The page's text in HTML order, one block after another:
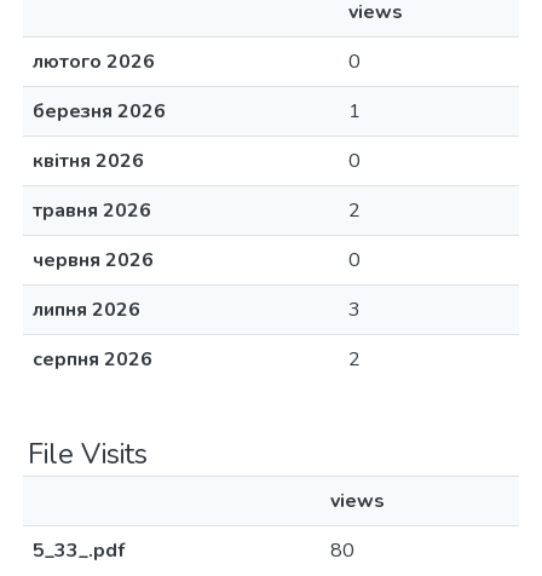
views
лютого 2026
0
березня 2026
1
квітня 2026
0
травня 2026
2
червня 2026
0
липня 2026
3
серпня 2026
2
File Visits
views
5_33_.pdf
80